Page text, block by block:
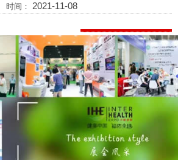
时间： 2021-11-08